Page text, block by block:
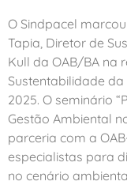
O Sindpacel
Tapia, Diretor de
Kull da OAB/BA na
Sustentabilidade da
2025. O seminário
Gestão Ambiental
parceria com a
especialistas para
no cenário